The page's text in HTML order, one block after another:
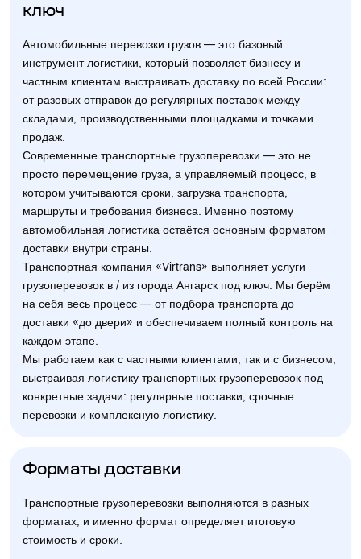
ключ
Автомобильные перевозки грузов — это базовый
инструмент логистики, который позволяет бизнесу и
частным клиентам выстраивать доставку по всей России:
от разовых отправок до регулярных поставок между
складами, производственными площадками и точками
продаж.
Современные транспортные грузоперевозки — это не
просто перемещение груза, а управляемый процесс, в
котором учитываются сроки, загрузка транспорта,
маршруты и требования бизнеса. Именно поэтому
автомобильная логистика остаётся основным форматом
доставки внутри страны.
Транспортная компания «Virtrans» выполняет услуги
грузоперевозок в / из города Ангарск под ключ. Мы берём
на себя весь процесс — от подбора транспорта до
доставки «до двери» и обеспечиваем полный контроль на
каждом этапе.
Мы работаем как с частными клиентами, так и с бизнесом,
выстраивая логистику транспортных грузоперевозок под
конкретные задачи: регулярные поставки, срочные
перевозки и комплексную логистику.
Форматы доставки
Транспортные грузоперевозки выполняются в разных
форматах, и именно формат определяет итоговую
стоимость и сроки.